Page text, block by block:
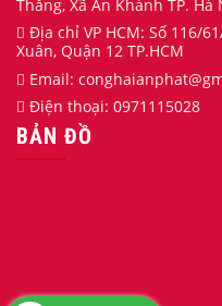
Thắng, Xã An Khánh TP. Hà
Địa chỉ VP HCM: Số 116/
Xuân, Quận 12 TP.HCM
Email: conghaianphat
Điện thoại: 0971115028
BẢN ĐỒ